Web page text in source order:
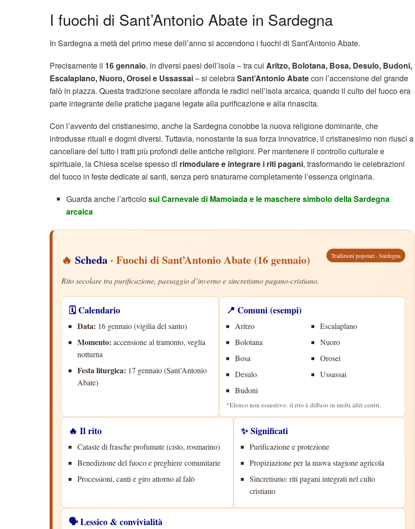
I fuochi di Sant’Antonio Abate in Sardegna
In Sardegna a metà del primo mese dell’anno si accendono i fuochi di Sant’Antonio Abate.
Precisamente il 16 gennaio, in diversi paesi dell’isola – tra cui Aritzo, Bolotana, Bosa, Desulo, Budoni,
Escalaplano, Nuoro, Orosei e Ussassai– si celebraSant’Antonio Abatecon l’accensione del grande
falò in piazza. Questa tradizione secolare affonda le radici nell’isola arcaica, quando il culto del fuoco era
parte integrante delle pratiche pagane legate alla purificazione e alla rinascita.
Con l’avvento del cristianesimo, anche la Sardegna conobbe la nuova religione dominante, che
introdusse rituali e dogmi diversi. Tuttavia, nonostante la sua forza innovatrice, il cristianesimo non riuscì a
cancellare del tutto i tratti più profondi delle antiche religioni. Per mantenere il controllo culturale e
spirituale, la Chiesa scelse spesso di rimodulare e integrare i riti pagani, trasformando le celebrazioni
del fuoco in feste dedicate ai santi, senza però snaturarne completamente l’essenza originaria.
Guarda anche l’articolosul Carnevale di Mamoiada e le maschere simbolo della Sardegna
arcaica
🔥 Scheda · Fuochi di Sant’Antonio Abate (16 gennaio) Tradizioni popolari · Sardegna
Rito secolare tra purificazione, passaggio d’inverno e sincretismo pagano-cristiano.
🗓️ Calendario
Data: 16 gennaio (vigilia del santo)
Momento: accensione al tramonto, veglia
notturna
Festa liturgica: 17 gennaio (Sant’Antonio
Abate)
📍 Comuni (esempi)
Aritzo
Bolotana
Bosa
Desulo
Budoni
Escalaplano
Nuoro
Orosei
Ussassai
*Elenco non esaustivo: il rito è diffuso in molti altri centri.
🔥 Il rito
Cataste di frasche profumate (cisto, rosmarino)
Benedizione del fuoco e preghiere comunitarie
Processioni, canti e giro attorno al falò
✨ Significati
Purificazione e protezione
Propiziazione per la nuova stagione agricola
Sincretismo: riti pagani integrati nel culto
cristiano
🗣️ Lessico & convivialità